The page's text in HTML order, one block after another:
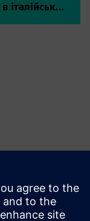
Моніторинг холодного ланцюга в італійській педіатричній лікарні